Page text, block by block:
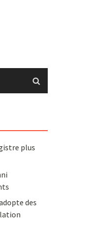
plus
des